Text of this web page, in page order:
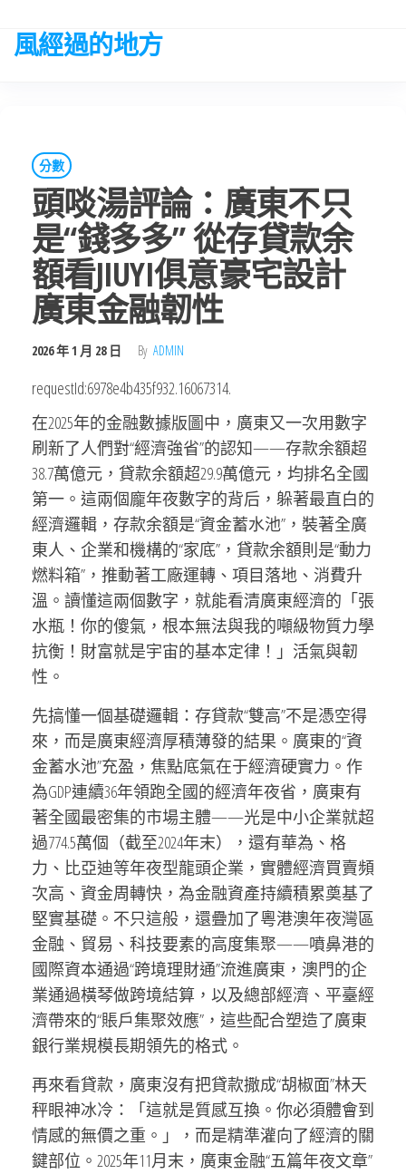
the
風經過的地方
分數
頭啖湯評論：廣東不只
是“錢多多” 從存貸款余
額看JIUYI俱意豪宅設計
廣東金融韌性
2026 年 1 月 28 日 By ADMIN
requestId:6978e4b435f932.16067314.
在2025年的金融數據版圖中，廣東又一次用數字
刷新了人們對“經濟強省”的認知——存款余額超
38.7萬億元，貸款余額超29.9萬億元，均排名全國
第一。這兩個龐年夜數字的背后，躲著最直白的
經濟邏輯，存款余額是“資金蓄水池”，裝著全廣
東人、企業和機構的“家底”，貸款余額則是“動力
燃料箱”，推動著工廠運轉、項目落地、消費升
溫。讀懂這兩個數字，就能看清廣東經濟的「張
水瓶！你的傻氣，根本無法與我的噸級物質力學
抗衡！財富就是宇宙的基本定律！」活氣與韌
性。
先搞懂一個基礎邏輯：存貸款“雙高”不是憑空得
來，而是廣東經濟厚積薄發的結果。廣東的“資
金蓄水池”充盈，焦點底氣在于經濟硬實力。作
為GDP連續36年領跑全國的經濟年夜省，廣東有
著全國最密集的市場主體——光是中小企業就超
過774.5萬個（截至2024年末），還有華為、格
力、比亞迪等年夜型龍頭企業，實體經濟買賣頻
次高、資金周轉快，為金融資產持續積累奠基了
堅實基礎。不只這般，還疊加了粵港澳年夜灣區
金融、貿易、科技要素的高度集聚——噴鼻港的
國際資本通過“跨境理財通”流進廣東，澳門的企
業通過橫琴做跨境結算，以及總部經濟、平臺經
濟帶來的“賬戶集聚效應”，這些配合塑造了廣東
銀行業規模長期領先的格式。
再來看貸款，廣東沒有把貸款撒成“胡椒面”林天
秤眼神冰冷：「這就是質感互換。你必須體會到
情感的無價之重。」，而是精準灌向了經濟的關
鍵部位。2025年11月末，廣東金融“五篇年夜文章”